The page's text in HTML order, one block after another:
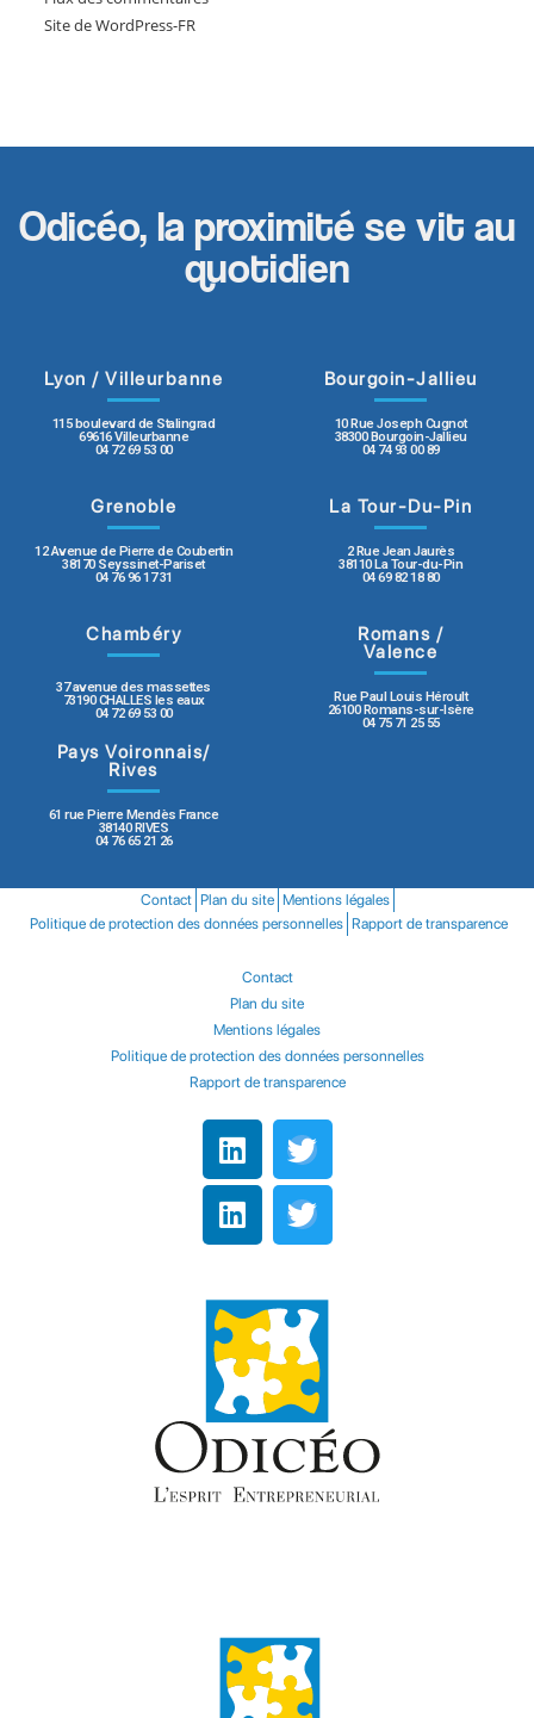
Site de WordPress-FR
Odicéo, la proximité se vit au
quotidien
Lyon / Villeurbanne
115 boulevard de Stalingrad
69616 Villeurbanne
04 72 69 53 00
Bourgoin-Jallieu
10 Rue Joseph Cugnot
38300 Bourgoin-Jallieu
04 74 93 00 89
Grenoble
12 Avenue de Pierre de Coubertin
38170 Seyssinet-Pariset
04 76 96 17 31
La Tour-Du-Pin
2 Rue Jean Jaurès
38110 La Tour-du-Pin
04 69 82 18 80
Chambéry
37 avenue des massettes
73190 CHALLES les eaux
04 72 69 53 00
Romans /
Valence
Rue Paul Louis Héroult
26100 Romans-sur-Isère
04 75 71 25 55
Pays Voironnais/
Rives
61 rue Pierre Mendès France
38140 RIVES
04 76 65 21 26
Contact Plan du site Mentions légales
Politique de protection des données personnelles Rapport de transparence
Contact
Plan du site
Mentions légales
Politique de protection des données personnelles
Rapport de transparence